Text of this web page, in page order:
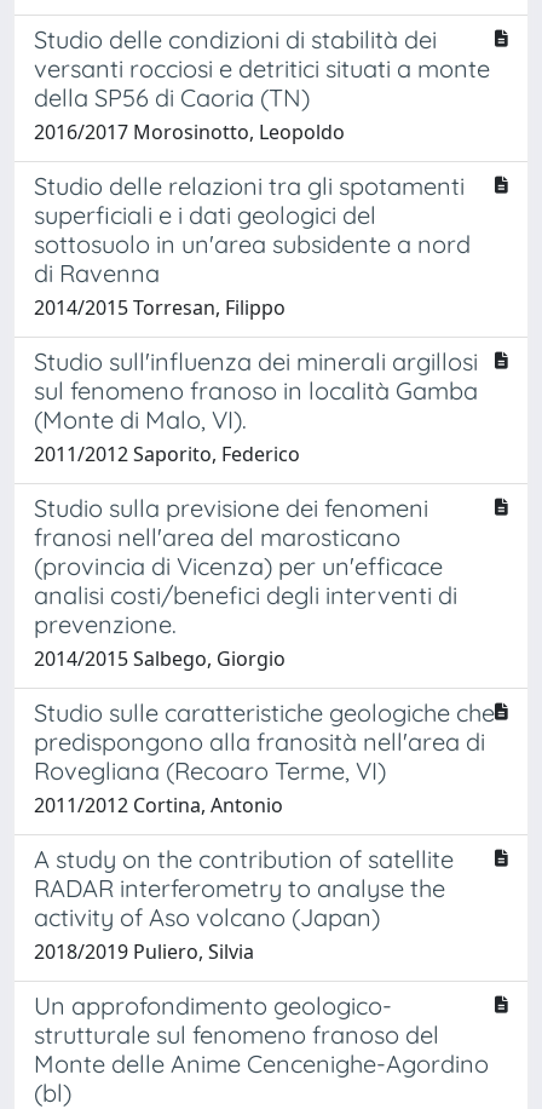
Studio delle condizioni di stabilità dei
versanti rocciosi e detritici situati a monte
della SP56 di Caoria (TN)
2016/2017 Morosinotto, Leopoldo
Studio delle relazioni tra gli spotamenti
superficiali e i dati geologici del
sottosuolo in un'area subsidente a nord
di Ravenna
2014/2015 Torresan, Filippo
Studio sull'influenza dei minerali argillosi
sul fenomeno franoso in località Gamba
(Monte di Malo, VI).
2011/2012 Saporito, Federico
Studio sulla previsione dei fenomeni
franosi nell'area del marosticano
(provincia di Vicenza) per un'efficace
analisi costi/benefici degli interventi di
prevenzione.
2014/2015 Salbego, Giorgio
Studio sulle caratteristiche geologiche che
predispongono alla franosità nell'area di
Rovegliana (Recoaro Terme, VI)
2011/2012 Cortina, Antonio
A study on the contribution of satellite
RADAR interferometry to analyse the
activity of Aso volcano (Japan)
2018/2019 Puliero, Silvia
Un approfondimento geologico-
strutturale sul fenomeno franoso del
Monte delle Anime Cencenighe-Agordino
(bl)